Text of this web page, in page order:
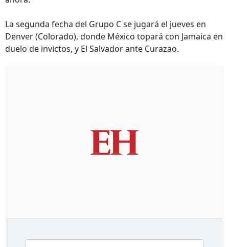
La segunda fecha del Grupo C se jugará el jueves en
Denver (Colorado), donde México topará con Jamaica en
duelo de invictos, y El Salvador ante Curazao.